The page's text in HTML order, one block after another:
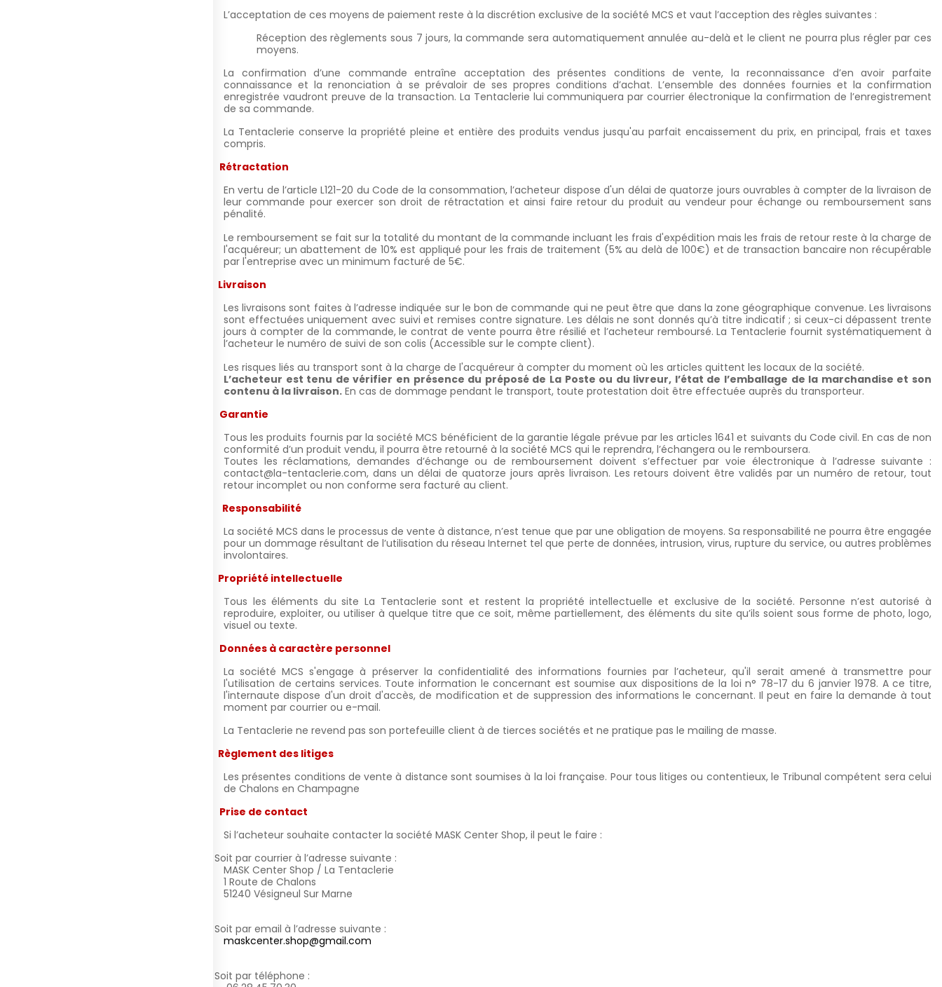
L’acceptation de ces moyens de paiement reste à la discrétion exclusive de la société MCS et vaut l’acception des règles suivantes :
Réception des règlements sous 7 jours, la commande sera automatiquement annulée au-delà et le client ne pourra plus régler par ces
moyens.
La confirmation d’une commande entraîne acceptation des présentes conditions de vente, la reconnaissance d’en avoir parfaite
connaissance et la renonciation à se prévaloir de ses propres conditions d’achat. L’ensemble des données fournies et la confirmation
enregistrée vaudront preuve de la transaction. La Tentaclerie lui communiquera par courrier électronique la confirmation de l’enregistrement
de sa commande.
La Tentaclerie conserve la propriété pleine et entière des produits vendus jusqu'au parfait encaissement du prix, en principal, frais et taxes
compris.
Rétractation
En vertu de l’article L121-20 du Code de la consommation, l’acheteur dispose d'un délai de quatorze jours ouvrables à compter de la livraison de
leur commande pour exercer son droit de rétractation et ainsi faire retour du produit au vendeur pour échange ou remboursement sans
pénalité.
Le remboursement se fait sur la totalité du montant de la commande incluant les frais d'expédition mais les frais de retour reste à la charge de
l'acquéreur; un abattement de 10% est appliqué pour les frais de traitement (5% au delà de 100€) et de transaction bancaire non récupérable
par l'entreprise avec un minimum facturé de 5€.
Livraison
Les livraisons sont faites à l’adresse indiquée sur le bon de commande qui ne peut être que dans la zone géographique convenue. Les livraisons
sont effectuées uniquement avec suivi et remises contre signature. Les délais ne sont donnés qu’à titre indicatif ; si ceux-ci dépassent trente
jours à compter de la commande, le contrat de vente pourra être résilié et l’acheteur remboursé. La Tentaclerie fournit systématiquement à
l’acheteur le numéro de suivi de son colis (Accessible sur le compte client).
Les risques liés au transport sont à la charge de l'acquéreur à compter du moment où les articles quittent les locaux de la société.
L’acheteur est tenu de vérifier en présence du préposé de La Poste ou du livreur, l’état de l’emballage de la marchandise et son
contenu à la livraison. En cas de dommage pendant le transport, toute protestation doit être effectuée auprès du transporteur.
Garantie
Tous les produits fournis par la société MCS bénéficient de la garantie légale prévue par les articles 1641 et suivants du Code civil. En cas de non
conformité d’un produit vendu, il pourra être retourné à la société MCS qui le reprendra, l’échangera ou le remboursera.
Toutes les réclamations, demandes d’échange ou de remboursement doivent s’effectuer par voie électronique à l’adresse suivante :
contact@la-tentaclerie.com, dans un délai de quatorze jours après livraison. Les retours doivent être validés par un numéro de retour, tout
retour incomplet ou non conforme sera facturé au client.
Responsabilité
La société MCS dans le processus de vente à distance, n’est tenue que par une obligation de moyens. Sa responsabilité ne pourra être engagée
pour un dommage résultant de l’utilisation du réseau Internet tel que perte de données, intrusion, virus, rupture du service, ou autres problèmes
involontaires.
Propriété intellectuelle
Tous les éléments du site La Tentaclerie sont et restent la propriété intellectuelle et exclusive de la société. Personne n’est autorisé à
reproduire, exploiter, ou utiliser à quelque titre que ce soit, même partiellement, des éléments du site qu’ils soient sous forme de photo, logo,
visuel ou texte.
Données à caractère personnel
La société MCS s'engage à préserver la confidentialité des informations fournies par l’acheteur, qu'il serait amené à transmettre pour
l'utilisation de certains services. Toute information le concernant est soumise aux dispositions de la loi n° 78-17 du 6 janvier 1978. A ce titre,
l'internaute dispose d'un droit d'accès, de modification et de suppression des informations le concernant. Il peut en faire la demande à tout
moment par courrier ou e-mail.
La Tentaclerie ne revend pas son portefeuille client à de tierces sociétés et ne pratique pas le mailing de masse.
Règlement des litiges
Les présentes conditions de vente à distance sont soumises à la loi française. Pour tous litiges ou contentieux, le Tribunal compétent sera celui
de Chalons en Champagne
Prise de contact
Si l’acheteur souhaite contacter la société MASK Center Shop, il peut le faire :
Soit par courrier à l’adresse suivante :
MASK Center Shop / La Tentaclerie
1 Route de Chalons
51240 Vésigneul Sur Marne
Soit par email à l’adresse suivante :
maskcenter.shop@gmail.com
Soit par téléphone :